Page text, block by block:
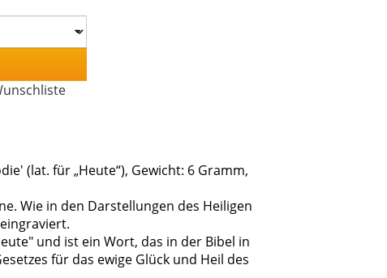
(lat. für „Heute“), Gewicht: 6 Gramm,
Wie in den Darstellungen des Heiligen
und ist ein Wort, das in der Bibel in
für das ewige Glück und Heil des